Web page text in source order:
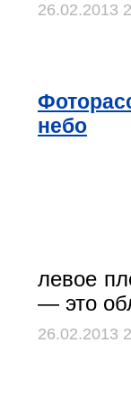
26.02.2013
небо
левое
— это
26.02.2013